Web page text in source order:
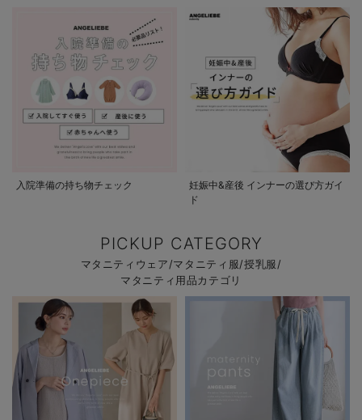
入院準備の持ち物チェック
妊娠中&産後 インナーの選び方ガイ
ド
PICKUP CATEGORY
マタニティウェア/マタニティ服/授乳服/
マタニティ用品カテゴリ